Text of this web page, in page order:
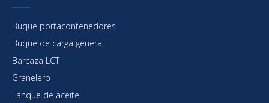
Buque portacontenedores
Buque de carga general
Barcaza LCT
Granelero
Tanque de aceite